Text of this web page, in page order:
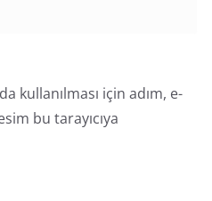
kullanılması için adım, e-
bu tarayıcıya